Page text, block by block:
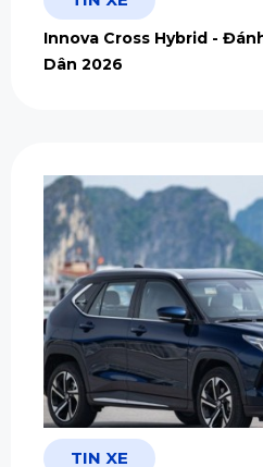
Innova Cross Hybrid -
Dân 2026
TIN XE